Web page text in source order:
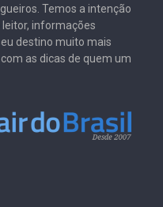
Temos a intenção
leitor, informações
destino muito mais
as dicas de quem um